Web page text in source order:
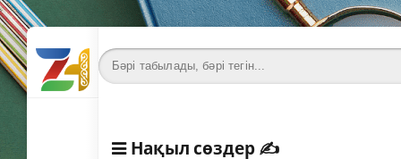
Нақыл сөздер✍️